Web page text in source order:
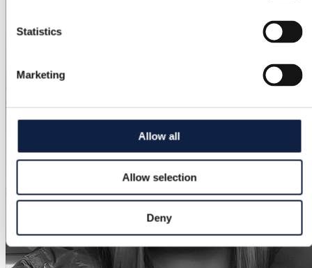
Statistics
Marketing
Allow all
Allow selection
Deny